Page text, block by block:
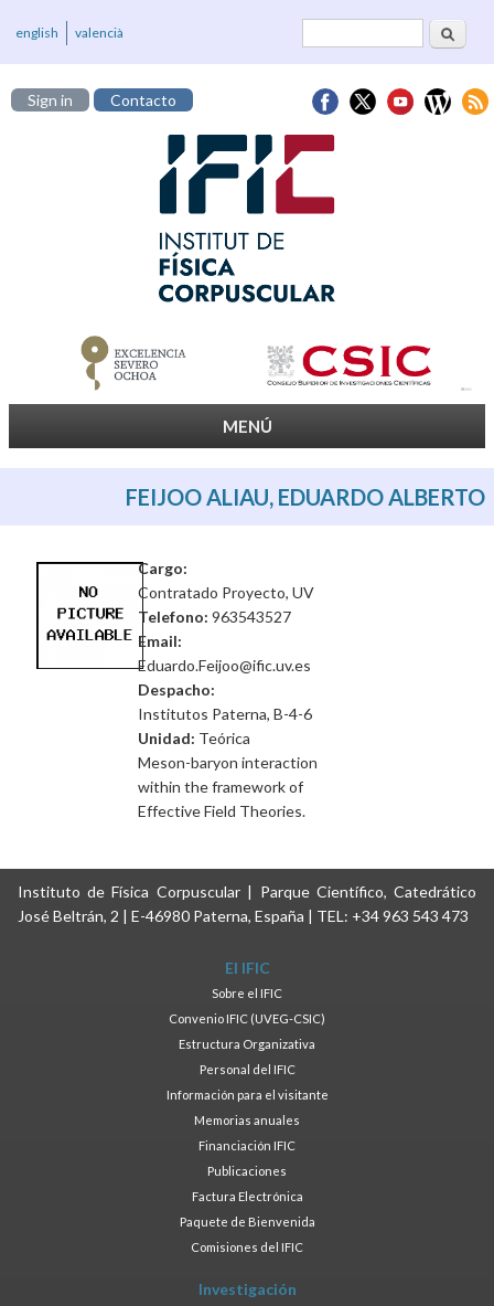
Formulario deBuscar
english valencià
Sign in Contacto
MENÚ
FEIJOO ALIAU, EDUARDO ALBERTO
Cargo:
Contratado Proyecto, UV
Telefono: 963543527
Email:
Eduardo.Feijoo@ific.uv.es
Despacho:
Institutos Paterna, B-4-6
Unidad: Teórica
Meson-baryon interaction
within the framework of
Effective Field Theories.
Instituto de Física Corpuscular | Parque Científico, Catedrático
José Beltrán, 2 | E-46980 Paterna, España | TEL: +34 963 543 473
El IFIC
Sobre el IFIC
Convenio IFIC (UVEG-CSIC)
Estructura Organizativa
Personal del IFIC
Información para el visitante
Memorias anuales
Financiación IFIC
Publicaciones
Factura Electrónica
Paquete de Bienvenida
Comisiones del IFIC
Investigación